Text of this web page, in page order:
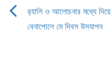
Post
র‌্যালি ও আলোচনার মধ্যে দিয়ে
বেনাপোলে মে দিবস উদযাপন